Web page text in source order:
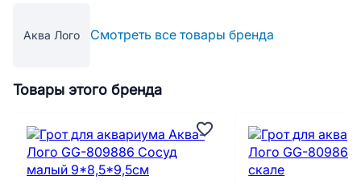
Аква Лого Смотреть все товары бренда
Товары этого бренда